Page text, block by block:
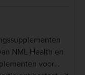
NML Health en
voor